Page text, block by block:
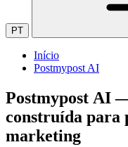
PT
Início
Postmypost AI
Postmypost AI
construída para
marketing